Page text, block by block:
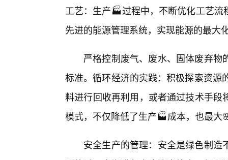
工艺：生产🏭过程中，不断优化工艺
先进的能源管理系统，实现能源的最大
严格控制废气、废水、固体废弃
标准。循环经济的实践：积极探索资
料进行回收再利用，或者通过技术手
模式，不仅降低了生产🏭成本，也最大
安全生产的管理：安全是绿色制